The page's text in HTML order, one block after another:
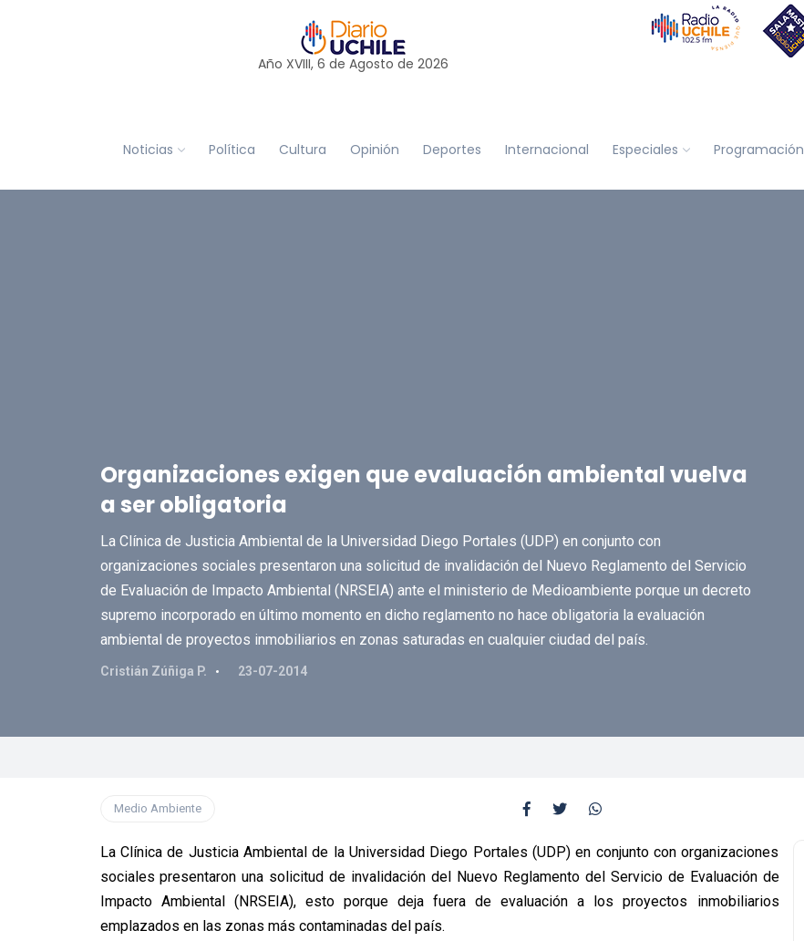
Año XVIII, 6 de Agosto de 2026
Noticias Política Cultura Opinión Deportes Internacional Especiales Programación
Organizaciones exigen que evaluación ambiental vuelva
a ser obligatoria
La Clínica de Justicia Ambiental de la Universidad Diego Portales (UDP) en conjunto con
organizaciones sociales presentaron una solicitud de invalidación del Nuevo Reglamento del Servicio
de Evaluación de Impacto Ambiental (NRSEIA) ante el ministerio de Medioambiente porque un decreto
supremo incorporado en último momento en dicho reglamento no hace obligatoria la evaluación
ambiental de proyectos inmobiliarios en zonas saturadas en cualquier ciudad del país.
Cristián Zúñiga P. 23-07-2014
Medio Ambiente
La Clínica de Justicia Ambiental de la Universidad Diego Portales (UDP) en conjunto con organizaciones
sociales presentaron una solicitud de invalidación del Nuevo Reglamento del Servicio de Evaluación de
Impacto Ambiental (NRSEIA), esto porque deja fuera de evaluación a los proyectos inmobiliarios
emplazados en las zonas más contaminadas del país.